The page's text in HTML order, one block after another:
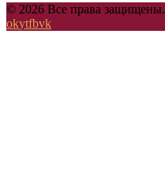
© 2026 Все права защищены.
okytfbvk